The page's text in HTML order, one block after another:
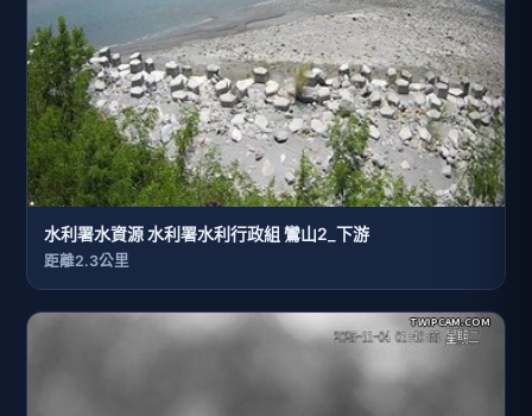
水利署水資源 水利署水利行政組 鸞山2_下游
距離2.3公里